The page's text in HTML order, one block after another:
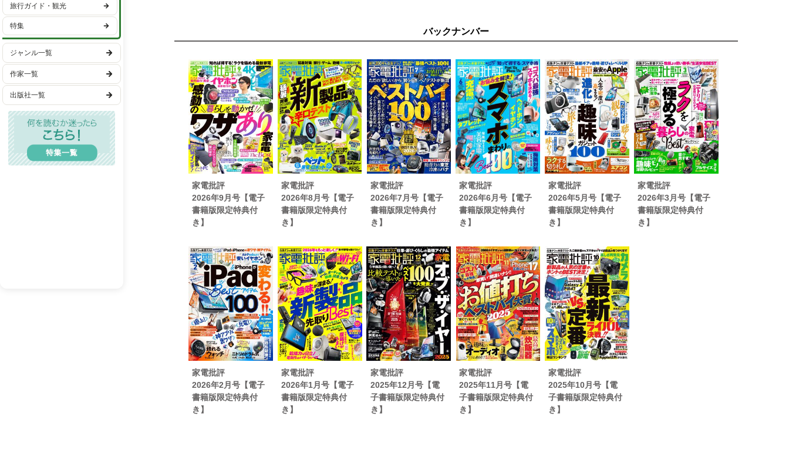
ホラー
日常
学園
ギャグ・コメディー
スポーツ
歴史・時代
TL(ティーンズラブ)
レディコミ
旅行ガイド・観光
特集
ジャンル一覧
作家一覧
出版社一覧
ながら聴きイヤホン
Wi-Fiアダプター
AIボイスレコーダー
モバイルモニター
空気質モニター
電動調整オフィスチェア
ロボット掃除機
ホットクック
スチームオーブンレンジ
洗濯・部屋干しテクニック
モバイルPC格付け 2026【第2特集】
日本のテレビメーカーの未来【小特集】
instax mini Evo Cinema【新製品レビュー】
空気清浄機 最強ランキング【第3特集】
防災向けラジオ 6製品比較
型落ち家電カタログ
小寺信良の家電ギョーカイ批評
石川温「デジタルあまのJACK」
家電新品FLASH
家電売れ筋ランキングレビュー
ウチのおかんがボケちゃいまして Season 2
冬木糸一「SFで読みとく未来のトリセツ」
バックナンバー＆定期購読
金村修の写真批評
読者プレゼント
21年3月号 新カラダ家電ベストバイ【電書特典】
22年3月号 ストレスゼロWi-Fi術【電書特典】
23年8月号 ライブ鑑賞向け双眼鏡 No.1決定戦F!!【電書特典】
バックナンバー
家電批評
2026年9月号【電子
書籍版限定特典付
き】
家電批評
2026年8月号【電子
書籍版限定特典付
き】
家電批評
2026年7月号【電子
書籍版限定特典付
き】
家電批評
2026年6月号【電子
書籍版限定特典付
き】
家電批評
2026年5月号【電子
書籍版限定特典付
き】
家電批評
2026年3月号【電子
書籍版限定特典付
き】
家電批評
2026年2月号【電子
書籍版限定特典付
き】
家電批評
2026年1月号【電子
書籍版限定特典付
き】
家電批評
2025年12月号【電
子書籍版限定特典付
き】
家電批評
2025年11月号【電
子書籍版限定特典付
き】
家電批評
2025年10月号【電
子書籍版限定特典付
き】